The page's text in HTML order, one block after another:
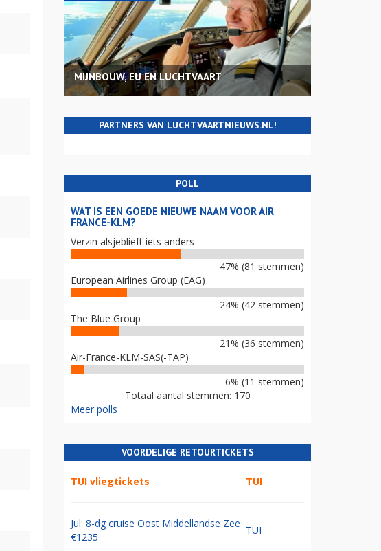
MIJNBOUW, EU EN LUCHTVAART
PARTNERS VAN LUCHTVAARTNIEUWS.NL!
POLL
WAT IS EEN GOEDE NIEUWE NAAM VOOR AIR
FRANCE-KLM?
Verzin alsjeblieft iets anders
47% (81 stemmen)
European Airlines Group (EAG)
24% (42 stemmen)
The Blue Group
21% (36 stemmen)
Air-France-KLM-SAS(-TAP)
6% (11 stemmen)
Totaal aantal stemmen: 170
Meer polls
VOORDELIGE RETOURTICKETS
TUI vliegtickets TUI
Jul: 8-dg cruise Oost Middellandse Zee
€1235
TUI